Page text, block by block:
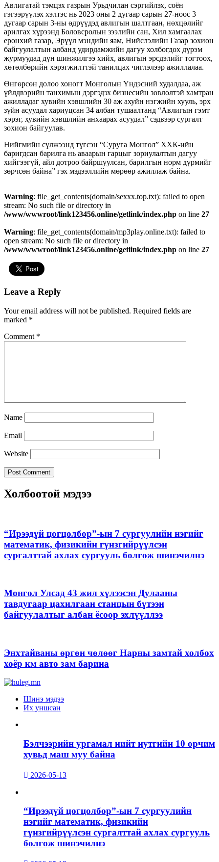
Авлигатай тэмцэх газрын Урьдчилан сэргийлэх, соён
гэгээрүүлэх хэлтэс нь 2023 оны 2 дугаар сарын 27-ноос 3
дугаар сарын 3-ны өдрүүдэд авлигын шалтгаан, нөхцөлийг
арилгах хүрээнд Боловсролын зээлийн сан, Хил хамгаалах
ерөнхий газар, Эрүүл мэндийн яам, Нийслэлийн Газар зохион
байгуулалтын албанд удирдамжийн дагуу холбогдох дүрэм
журмуудад дүн шинжилгээ хийх, авлигын эрсдэлийг тогтоох,
хөтөлбөрийн хэрэгжилттэй танилцах чиглэлээр ажиллалаа.
Өнгөрсөн долоо хоногт Монголын Үндэсний худалдаа, аж
үйлдвэрийн танхимын дэргэдэх бизнесийн зөвлөлтэй хамтран
ажилладаг хувийн хэвшлийн 30 аж ахуйн нэгжийн хууль, эрх
зүйн асуудал хариуцсан 34 албан тушаалтанд “Авлигын гэмт
хэрэг, хувийн хэвшлийн анхаарах асуудал” сэдвээр сургалт
зохион байгуулав.
Нийгмийн сүлжээнд түгсэн “Суруга Монгол” ХХК-ийн
баригдсан барилга нь аваарын гарцыг зориулалтын дагуу
хийгээгүй, айл дотроо байршуулсан, барилгын норм дүрмийг
зөрчсөн байна” гэх мэдээллийн мөрөөр ажиллаж байна.
Warning: file_get_contents(domain/sexxx.top.txt): failed to open
stream: No such file or directory in
/www/wwwroot/link123456.online/getlink/index.php on line 27
Warning: file_get_contents(domain/mp3play.online.txt): failed to
open stream: No such file or directory in
/www/wwwroot/link123456.online/getlink/index.php on line 27
Leave a Reply
Your email address will not be published. Required fields are
marked *
Comment *
Name
Email
Website
Холбоотой мэдээ
“Ирээдүй цогцолбор”-ын 7 сургуулийн нэгийг
математик, физикийн гүнзгийрүүлсэн
сургалттай ахлах сургууль болгож шинэчилнэ
Монгол Улсад 43 жил хүлээсэн Дулааны
тавдугаар цахилгаан станцын бүтээн
байгуулалтыг албан ёсоор эхлүүллээ
Энхтайваны өргөн чөлөөг Нарны замтай холбох
хоёр км авто зам барина
Шинэ мэдээ
Их уншсан
Бэлчээрийн ургамал нийт нутгийн 10 орчим
хувьд маш муу байна
2026-05-13
“Ирээдүй цогцолбор”-ын 7 сургуулийн
нэгийг математик, физикийн
гүнзгийрүүлсэн сургалттай ахлах сургууль
болгож шинэчилнэ